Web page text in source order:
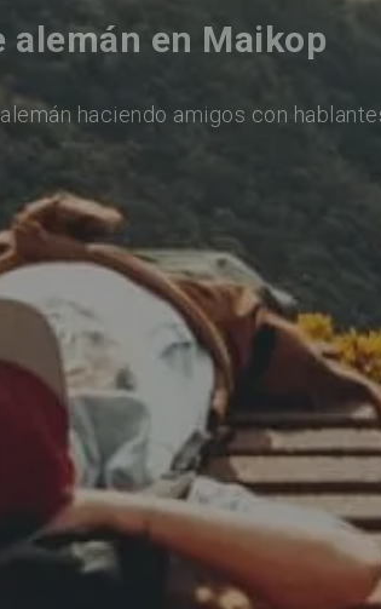
alemán en Maikop
haciendo amigos con